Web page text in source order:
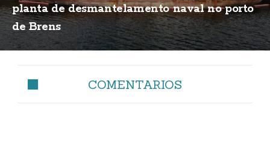
planta de desmantelamento naval no porto
de Brens
COMENTARIOS